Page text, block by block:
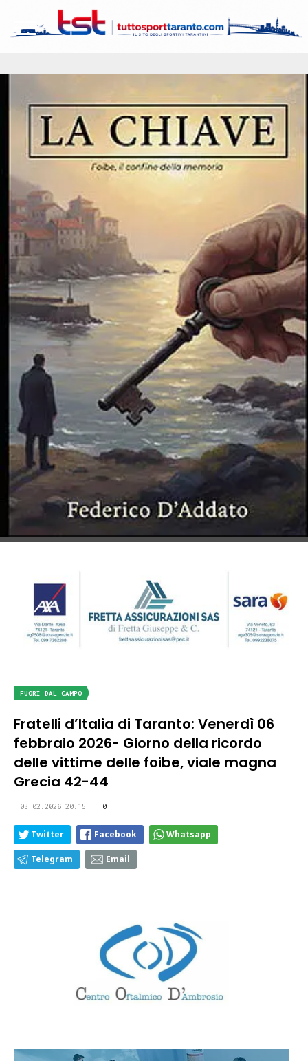
FUORI DAL CAMPO
Fratelli d’Italia di Taranto: Venerdì 06
febbraio 2026- Giorno della ricordo
delle vittime delle foibe, viale magna
Grecia 42-44
03.02.2026 20:15 0
Twitter Facebook Whatsapp
Telegram Email